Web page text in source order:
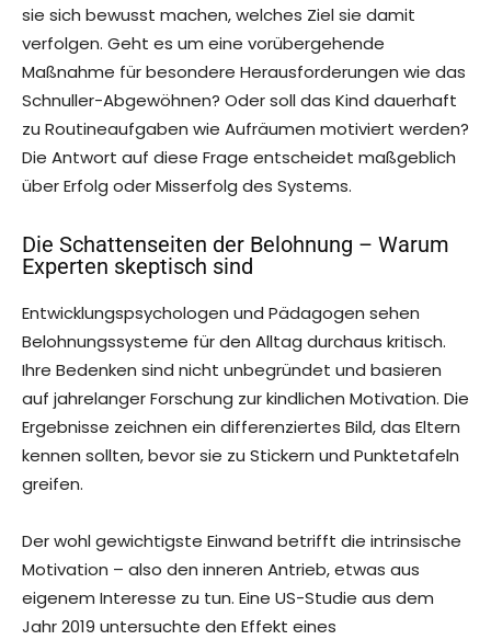
sie sich bewusst machen, welches Ziel sie damit
verfolgen. Geht es um eine vorübergehende
Maßnahme für besondere Herausforderungen wie das
Schnuller-Abgewöhnen? Oder soll das Kind dauerhaft
zu Routineaufgaben wie Aufräumen motiviert werden?
Die Antwort auf diese Frage entscheidet maßgeblich
über Erfolg oder Misserfolg des Systems.
Die Schattenseiten der Belohnung – Warum
Experten skeptisch sind
Entwicklungspsychologen und Pädagogen sehen
Belohnungssysteme für den Alltag durchaus kritisch.
Ihre Bedenken sind nicht unbegründet und basieren
auf jahrelanger Forschung zur kindlichen Motivation. Die
Ergebnisse zeichnen ein differenziertes Bild, das Eltern
kennen sollten, bevor sie zu Stickern und Punktetafeln
greifen.
Der wohl gewichtigste Einwand betrifft die intrinsische
Motivation – also den inneren Antrieb, etwas aus
eigenem Interesse zu tun. Eine US-Studie aus dem
Jahr 2019 untersuchte den Effekt eines